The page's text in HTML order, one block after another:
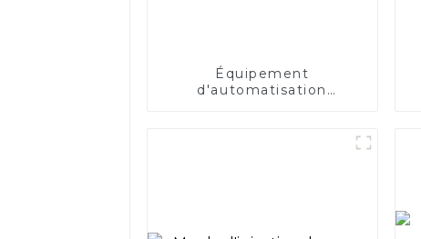
Équipement
d'automatisation